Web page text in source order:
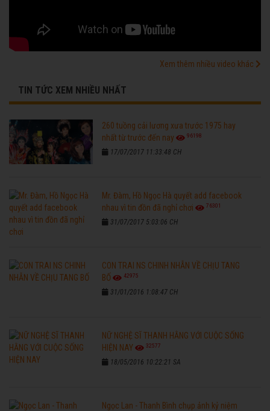
Xem thêm nhiều video khác
TIN TỨC XEM NHIỀU NHẤT
260 tuồng cải lương xưa trước 1975 hay
nhất từ trước đến nay
96198
17/07/2017 11:33:48 CH
Mr. Đàm, Hồ Ngọc Hà quyết add facebook
nhau vì tin đồn đã nghỉ chơi
76301
31/07/2017 5:03:06 CH
CON TRAI NS CHINH NHẪN VỀ CHỊU TANG
BỐ
42975
31/01/2016 1:08:47 CH
NỮ NGHỆ SĨ THANH HẰNG VỚI CUỘC SỐNG
HIỆN NAY
32577
18/05/2016 10:22:21 SA
Ngọc Lan - Thanh Bình chụp ảnh kỷ niệm